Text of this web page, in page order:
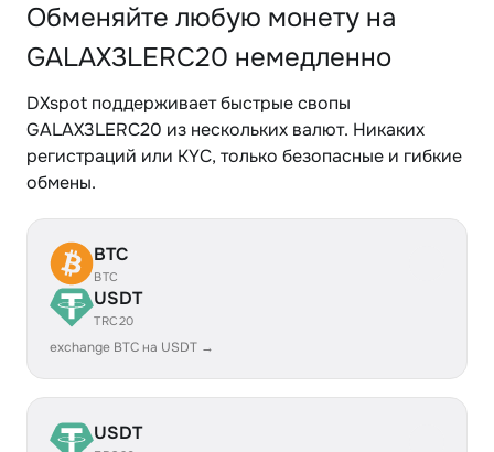
Обменяйте любую монету на
GALAX3LERC20 немедленно
DXspot поддерживает быстрые свопы
GALAX3LERC20 из нескольких валют. Никаких
регистраций или KYC, только безопасные и гибкие
обмены.
BTC
BTC
USDT
TRC20
exchange BTC на USDT →
USDT